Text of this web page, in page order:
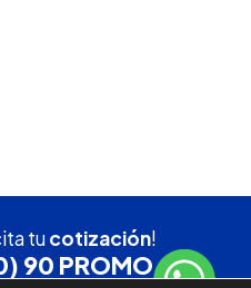
tucotización!
90 PROMO